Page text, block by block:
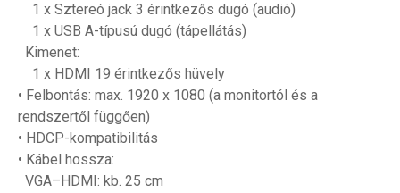
1 x Sztereó jack 3 érintkezős dugó (audió)
1 x USB A-típusú dugó (tápellátás)
Kimenet:
1 x HDMI 19 érintkezős hüvely
• Felbontás: max. 1920 x 1080 (a monitortól és a
rendszertől függően)
• HDCP-kompatibilitás
• Kábel hossza:
VGA–HDMI: kb. 25 cm